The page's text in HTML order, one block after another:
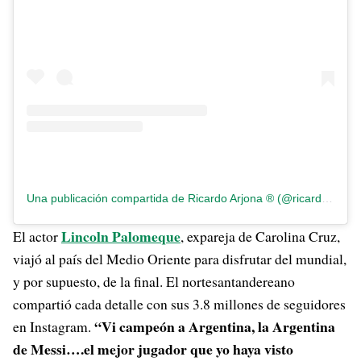
Una publicación compartida de Ricardo Arjona ® (@ricardoarjona)
El actorLincoln Palomeque, expareja de Carolina Cruz,
viajó al país del Medio Oriente para disfrutar del mundial,
y por supuesto, de la final. El nortesantandereano
compartió cada detalle con sus 3.8 millones de seguidores
en Instagram. “Vi campeón a Argentina, la Argentina
de Messi….el mejor jugador que yo haya visto